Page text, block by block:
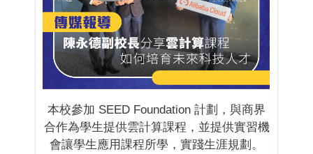
本校參加 SEED Foundation 計劃，與商界
合作為學生提供雲計算課程，並提供實習機
會讓學生應用課程所學，實踐生涯規劃。